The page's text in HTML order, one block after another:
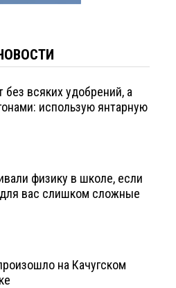
без всяких удобрений, а
использую янтарную
физику в школе, если
вас слишком сложные
на Качугском